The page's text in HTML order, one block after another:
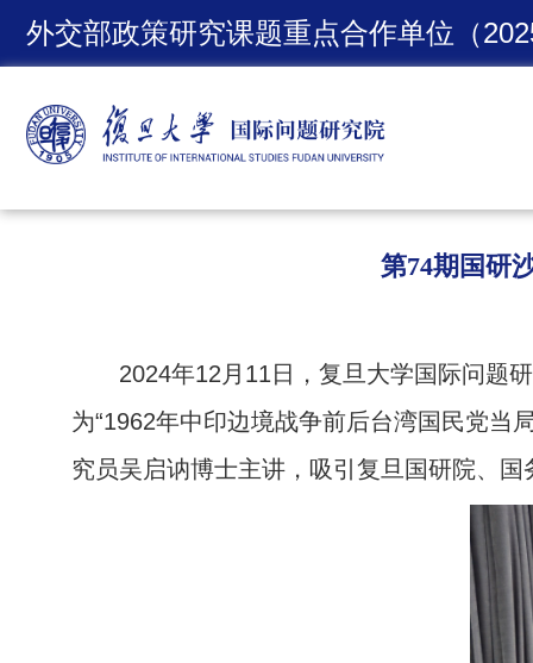
外交部政策研究课题重点合作单位（
第74期国研
2024年12月11日，复旦大学国际问题
为“1962年中印边境战争前后台湾国民党当
究员吴启讷博士主讲，吸引复旦国研院、